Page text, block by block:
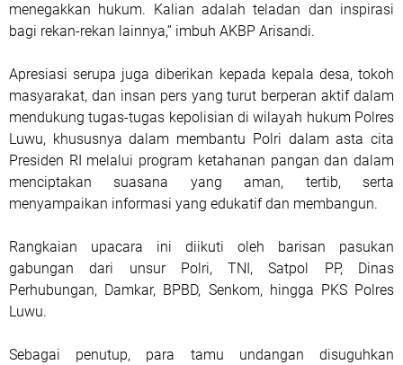
menegakkan hukum. Kalian adalah teladan dan inspirasi
bagi rekan-rekan lainnya,” imbuh AKBP Arisandi.
Apresiasi serupa juga diberikan kepada kepala desa, tokoh
masyarakat, dan insan pers yang turut berperan aktif dalam
mendukung tugas-tugas kepolisian di wilayah hukum Polres
Luwu, khususnya dalam membantu Polri dalam asta cita
Presiden RI melalui program ketahanan pangan dan dalam
menciptakan suasana yang aman, tertib, serta
menyampaikan informasi yang edukatif dan membangun.
Rangkaian upacara ini diikuti oleh barisan pasukan
gabungan dari unsur Polri, TNI, Satpol PP, Dinas
Perhubungan, Damkar, BPBD, Senkom, hingga PKS Polres
Luwu.
Sebagai penutup, para tamu undangan disuguhkan